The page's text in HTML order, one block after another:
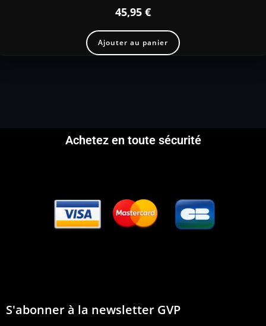
45,95 €
Ajouter au panier
Achetez en toute sécurité
S'abonner à la newsletter GVP